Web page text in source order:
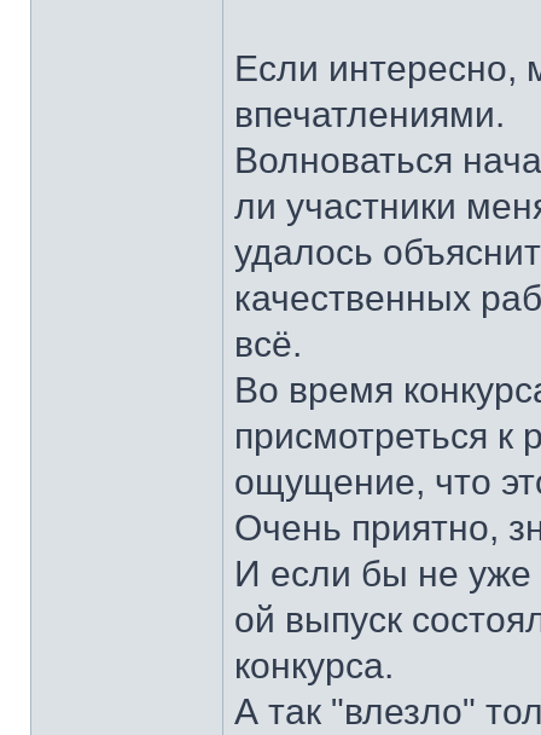
Если интересно,
впечатлениями.
Волноваться
ли участники
удалось
качественных
всё.
Во время
присмотреться к
ощущение, что
Очень приятно,
И если бы не уже
ой выпуск
конкурса.
А так "влезло"